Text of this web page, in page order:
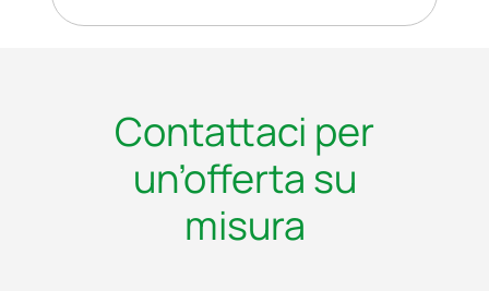
Contattaci per
un’offerta su
misura